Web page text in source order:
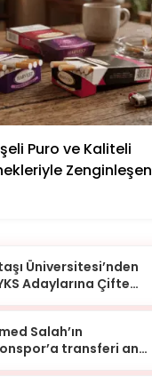
Puro ve Kaliteli
Zenginleşen
Üniversitesi’nden
Adaylarına Çifte
Salah’ın
transferi an